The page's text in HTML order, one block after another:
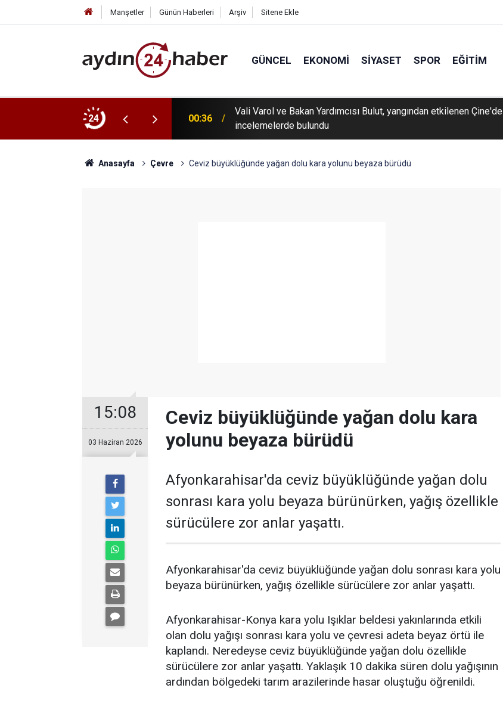
Manşetler Günün Haberleri Arşiv Sitene Ekle
GÜNCEL EKONOMI SIYASET SPOR EĞITIM
24
Karacasu Dedebağ Dedesi Keşkek
00:36
Vali Varol ve Bakan Yardımcısı Bulut, yangından etkilenen Çine'de
incelemelerde bulundu
Anasayfa Çevre Ceviz büyüklüğünde yağan dolu kara yolunu beyaza bürüdü
15:08
03 Haziran 2026
Ceviz büyüklüğünde yağan dolu kara
yolunu beyaza bürüdü
Afyonkarahisar'da ceviz büyüklüğünde yağan dolu
sonrası kara yolu beyaza bürünürken, yağış özellikle
sürücülere zor anlar yaşattı.
Afyonkarahisar'da ceviz büyüklüğünde yağan dolu sonrası kara yolu
beyaza bürünürken, yağış özellikle sürücülere zor anlar yaşattı.
Afyonkarahisar-Konya kara yolu Işıklar beldesi yakınlarında etkili
olan dolu yağışı sonrası kara yolu ve çevresi adeta beyaz örtü ile
kaplandı. Neredeyse ceviz büyüklüğünde yağan dolu özellikle
sürücülere zor anlar yaşattı. Yaklaşık 10 dakika süren dolu yağışının
ardından bölgedeki tarım arazilerinde hasar oluştuğu öğrenildi.